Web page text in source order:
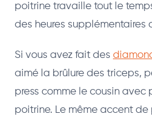
poitrine travaille tout le
des heures supplémentaires
Si vous avez fait des
aimé la brûlure des triceps,
press comme le cousin avec
poitrine. Le même accent de